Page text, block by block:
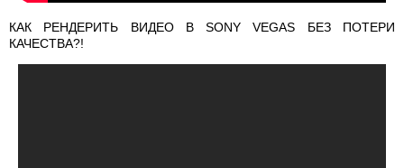
КАК РЕНДЕРИТЬ ВИДЕО В SONY VEGAS БЕЗ ПОТЕРИ
КАЧЕСТВА?!